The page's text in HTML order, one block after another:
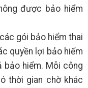
được bảo hiểm
gói bảo hiểm thai
quyền lợi bảo hiểm
bảo hiểm. Mỗi công
thời gian chờ khác